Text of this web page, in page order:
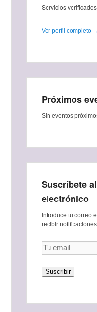
Servicios verificados
Ver perfil completo →
Próximos
Sin eventos
Suscríbete
electrónico
Introduce tu correo
recibir
Tu
email
Suscribir